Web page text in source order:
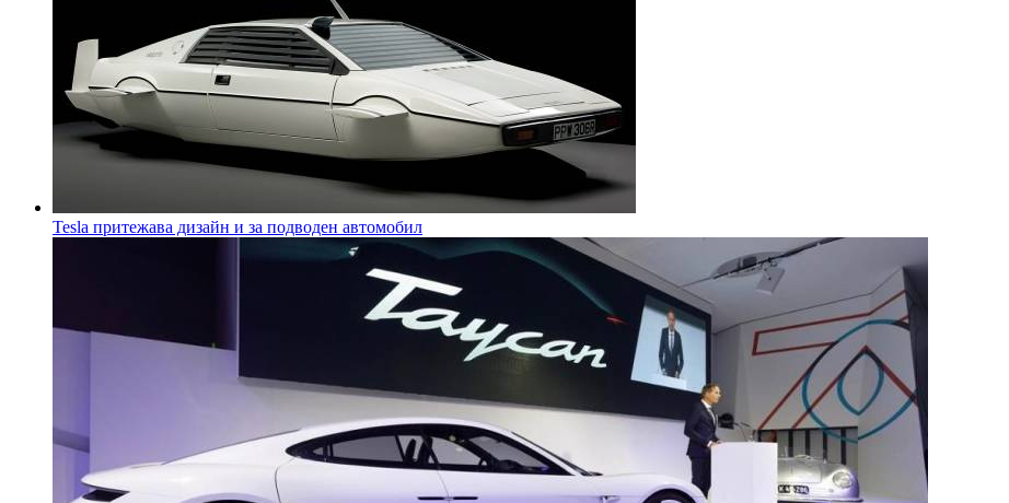
Tesla притежава дизайн и за подводен автомобил